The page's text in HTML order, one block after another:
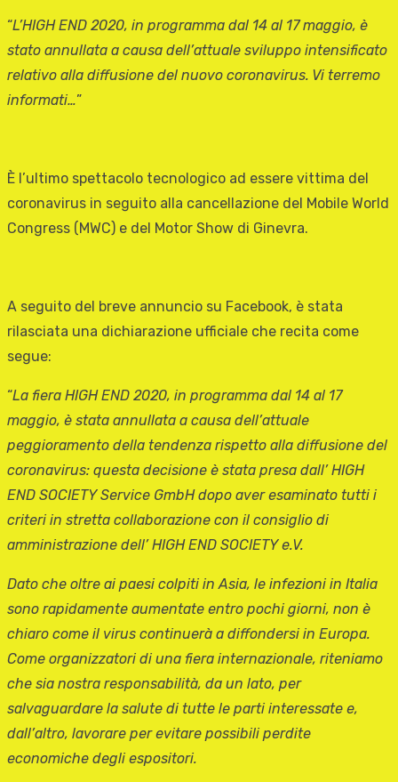
“L’HIGH END 2020, in programma dal 14 al 17 maggio, è
stato annullata a causa dell’attuale sviluppo intensificato
relativo alla diffusione del nuovo coronavirus. Vi terremo
informati…”
È l’ultimo spettacolo tecnologico ad essere vittima del
coronavirus in seguito alla cancellazione del Mobile World
Congress (MWC) e del Motor Show di Ginevra.
A seguito del breve annuncio su Facebook, è stata
rilasciata una dichiarazione ufficiale che recita come
segue:
“La fiera HIGH END 2020, in programma dal 14 al 17
maggio, è stata annullata a causa dell’attuale
peggioramento della tendenza rispetto alla diffusione del
coronavirus: questa decisione è stata presa dall’HIGH
END SOCIETY Service GmbH dopo aver esaminato tutti i
criteri in stretta collaborazione con il consiglio di
amministrazione dell’HIGH END SOCIETY e.V.
Dato che oltre ai paesi colpiti in Asia, le infezioni in Italia
sono rapidamente aumentate entro pochi giorni, non è
chiaro come il virus continuerà a diffondersi in Europa.
Come organizzatori di una fiera internazionale, riteniamo
che sia nostra responsabilità, da un lato, per
salvaguardare la salute di tutte le parti interessate e,
dall’altro, lavorare per evitare possibili perdite
economiche degli espositori.